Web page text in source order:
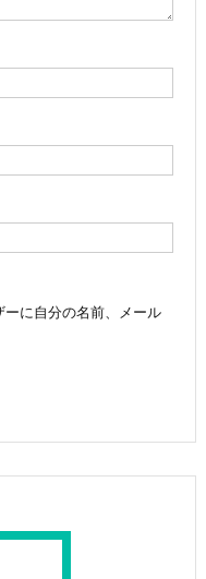
に自分の名前、メール